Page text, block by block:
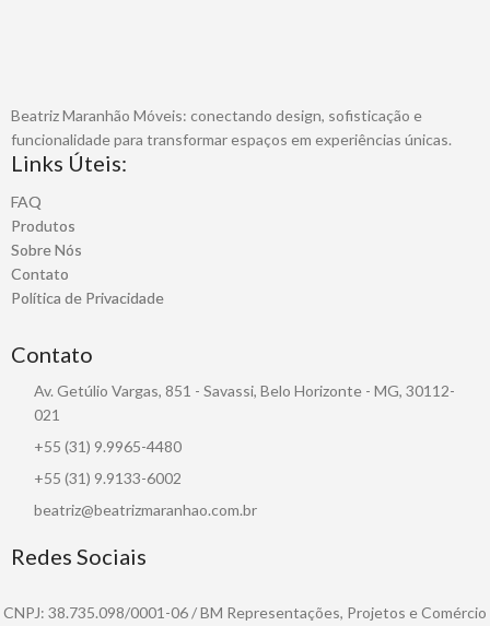
Beatriz Maranhão Móveis: conectando design, sofisticação e
funcionalidade para transformar espaços em experiências únicas.
Links Úteis:
FAQ
Produtos
Sobre Nós
Contato
Política de Privacidade
Contato
Av. Getúlio Vargas, 851 - Savassi, Belo Horizonte - MG, 30112-
021
+55 (31) 9.9965-4480
+55 (31) 9.9133-6002
beatriz@beatrizmaranhao.com.br
Redes Sociais
CNPJ: 38.735.098/0001-06 / BM Representações, Projetos e Comércio